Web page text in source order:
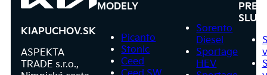
KIAPUCHOV.SK
ASPEKTA
TRADE s.r.o.,
MODELY
Picanto
Stonic
Ceed
Sorento
Diesel
Sportage
HEV